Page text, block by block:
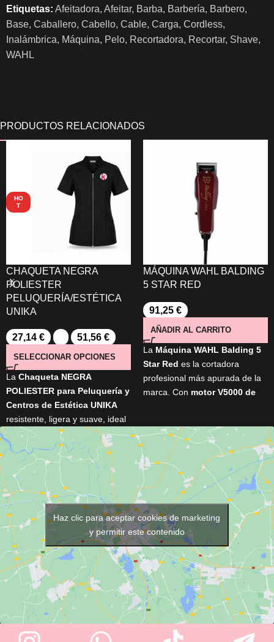
Etiquetas: Afeitadora, Afeitar, Barba, Barbería, Barbero,
Base, Caballero, Cabello, Cable, Carga, Cordless,
Inalámbrica, Máquina, Pelo, Recortadora, Recortar, Shave,
WAHL
HO
T
CHAQUETA NEGRA
POLIESTER
PELUQUERÍA/ESTÉTICA
UNIKA
27,14 € 51,56 €
SELECCIONAR OPCIONES
La Chaqueta NEGRA
POLIESTER para Peluquería y
Centros de Estética UNIKA
resistente, ligera y suave, ideal
para peluquería y estética. No
da calor, repele tintes y
productos, y permite retirar el
cabello con solo sacudir. Con
cremallera duradera y
disponible en tallas S a XXL.
MÁQUINA WAHL BALDING
5 STAR RED
91,25 €
AÑADIR AL CARRITO
La Máquina WAHL Balding 5
Star Red es la cortadora
profesional más apurada de la
marca. Con motor V5000 de
"corte 0", es ideal para
rasurados completos y cortes al
ras. Potente, duradera y
perfecta para un acabado
limpio y extremo.
Haz clic para aceptar cookies de marketing
y permitir este contenido